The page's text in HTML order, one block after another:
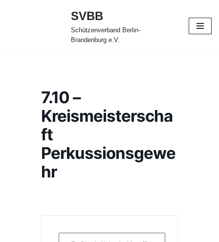
SVBB
Schützenverband Berlin-
Brandenburg e.V.
7.10 –
Kreismeisterscha
ft
Perkussionsgewe
hr